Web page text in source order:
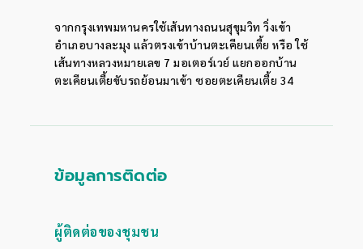
จากกรุงเทพมหานครใช้เส้นทางถนนสุขุมวิท วิ่งเข้า
อำเภอบางละมุง แล้วตรงเข้าบ้านตะเคียนเตี้ย หรือ ใช้
เส้นทางหลวงหมายเลข 7 มอเตอร์เวย์ แยกออกบ้าน
ตะเคียนเตี้ยขับรถย้อนมาเข้า ซอยตะเคียนเตี้ย 34
ข้อมูลการติดต่อ
ผู้ติดต่อของชุมชน